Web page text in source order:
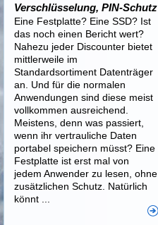
Verschlüsselung, PIN-Schutz
Eine Festplatte? Eine SSD? Ist
das noch einen Bericht wert?
Nahezu jeder Discounter bietet
mittlerweile im
Standardsortiment Datenträger
an. Und für die normalen
Anwendungen sind diese meist
vollkommen ausreichend.
Meistens, denn was passiert,
wenn ihr vertrauliche Daten
portabel speichern müsst? Eine
Festplatte ist erst mal von
jedem Anwender zu lesen, ohne
zusätzlichen Schutz. Natürlich
könnt ...